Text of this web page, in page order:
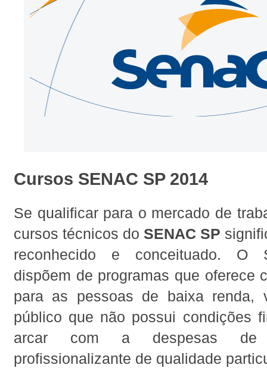
Cursos SENAC SP 2014
Se qualificar para o mercado de
cursos técnicos do SENAC SP
reconhecido e conceituado. O
dispõem de programas que oferece
para as pessoas de baixa renda,
público que não possui condições
arcar com a despesas de
profissionalizante de qualidade